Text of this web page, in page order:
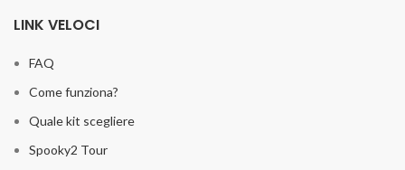
LINK VELOCI
FAQ
Come funziona?
Quale kit scegliere
Spooky2 Tour